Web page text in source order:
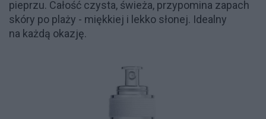
pieprzu. Całość czysta, świeża, przypomina zapach
skóry po plaży - miękkiej i lekko słonej. Idealny
na każdą okazję.